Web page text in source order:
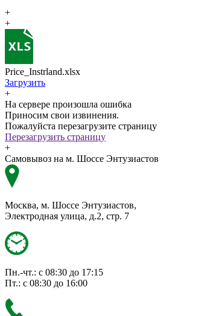
+
+
Price_Instrland.xlsx
Загрузить
+
На сервере произошла ошибка
Приносим свои извинения.
Пожалуйста перезагрузите страницу
Перезагрузить страницу
+
Самовывоз на м. Шоссе Энтузиастов
Москва, м. Шоссе Энтузиастов,
Электродная улица, д.2, стр. 7
Пн.-чт.: с 08:30 до 17:15
Пт.: с 08:30 до 16:00